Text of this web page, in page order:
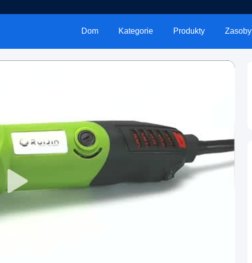
Dom Kategorie Produkty Zasoby